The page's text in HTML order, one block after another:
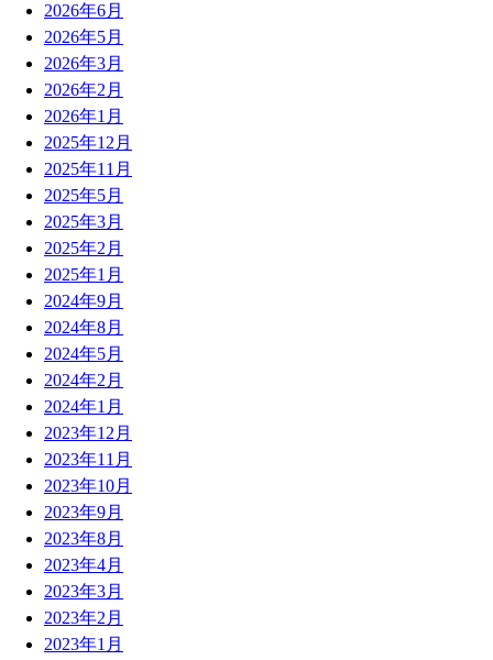
2026年6月
2026年5月
2026年3月
2026年2月
2026年1月
2025年12月
2025年11月
2025年5月
2025年3月
2025年2月
2025年1月
2024年9月
2024年8月
2024年5月
2024年2月
2024年1月
2023年12月
2023年11月
2023年10月
2023年9月
2023年8月
2023年4月
2023年3月
2023年2月
2023年1月